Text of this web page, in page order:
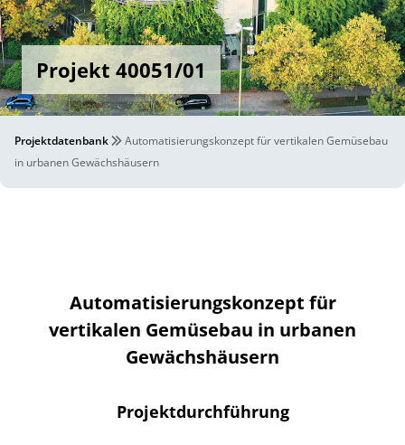
Projekt 40051/01
Projektdatenbank
Automatisierungskonzept für vertikalen Gemüsebau
in urbanen Gewächshäusern
Automatisierungskonzept für
vertikalen Gemüsebau in urbanen
Gewächshäusern
Projektdurchführung